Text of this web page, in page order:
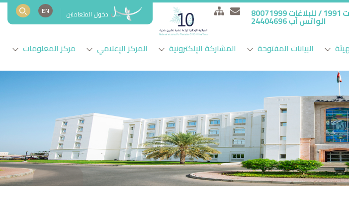
الواتس آب 24404696 دخول المتعاملين EN
البيانات المفتوحة المشاركة الإلكترونية المركز الإعلامي مركز المعلومات